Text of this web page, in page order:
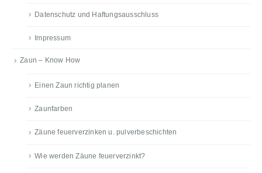
Datenschutz und Haftungsausschluss
Impressum
Zaun – Know How
Einen Zaun richtig planen
Zaunfarben
Zäune feuerverzinken u. pulverbeschichten
Wie werden Zäune feuerverzinkt?